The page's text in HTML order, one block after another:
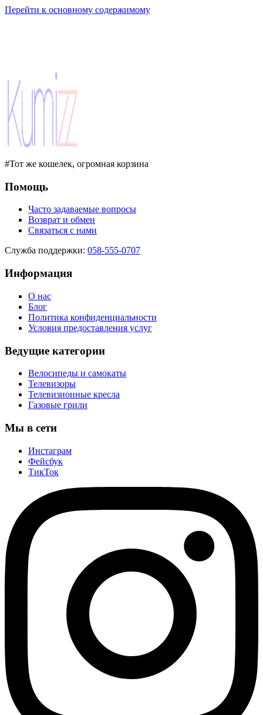
Перейти к основному содержимому
#Тот же кошелек, огромная корзина
Помощь
Часто задаваемые вопросы
Возврат и обмен
Связаться с нами
Служба поддержки: 058-555-0707
Информация
О нас
Блог
Политика конфиденциальности
Условия предоставления услуг
Ведущие категории
Велосипеды и самокаты
Телевизоры
Телевизионные кресла
Газовые грили
Мы в сети
Инстаграм
Фейсбук
ТикТок